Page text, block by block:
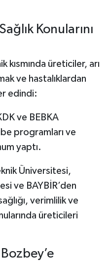
Konularını
kısmında üreticiler, arı
ve hastalıklardan
edindi:
ve BEBKA
programları ve
yaptı.
Üniversitesi,
ve BAYBİR’den
verimlilik ve
üreticileri